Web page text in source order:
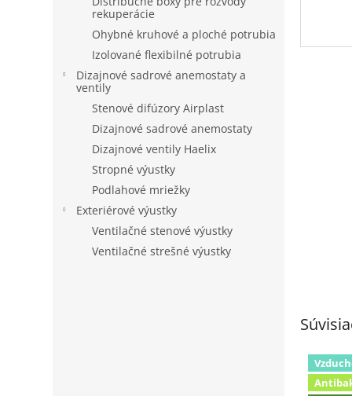
rekuperácie
Ohybné kruhové a ploché potrubia
Izolované flexibilné potrubia
Dizajnové sadrové anemostaty a
ventily
Stenové difúzory Airplast
Dizajnové sadrové anemostaty
Dizajnové ventily Haelix
Stropné výustky
Podlahové mriežky
Exteriérové výustky
Ventilačné stenové výustky
Ventilačné strešné výustky